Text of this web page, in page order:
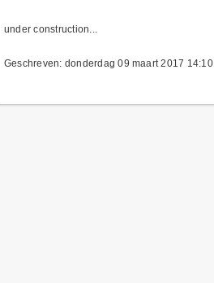
under construction...
Geschreven: donderdag 09 maart 2017 14:10